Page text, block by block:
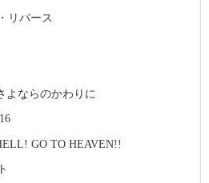
リバース
よならのかわりに
GO TO HEAVEN!!